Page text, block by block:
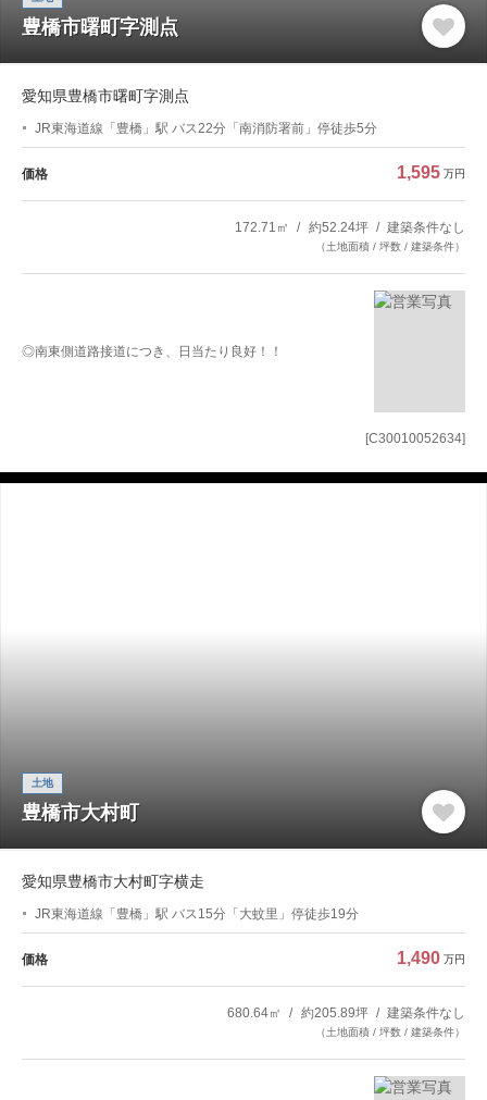
[C30010052634]
豊橋市曙町字測点
愛知県豊橋市曙町字測点
JR東海道線「豊橋」駅 バス22分「南消防署前」停徒歩5分
価格 1,595 万円
172.71㎡ 約52.24坪 建築条件なし
（土地面積 / 坪数 / 建築条件）
◎南東側道路接道につき、日当たり良好！！
土地
豊橋市大村町
愛知県豊橋市大村町字横走
JR東海道線「豊橋」駅 バス15分「大蚊里」停徒歩19分
価格 1,490 万円
680.64㎡ 約205.89坪 建築条件なし
（土地面積 / 坪数 / 建築条件）